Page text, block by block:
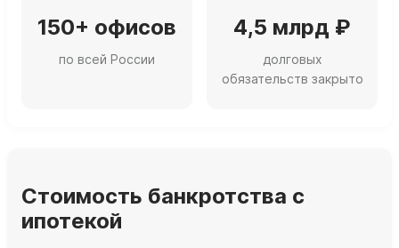
150+ офисов
по всей России
4,5 млрд ₽
долговых
обязательств закрыто
Стоимость банкротства с
ипотекой